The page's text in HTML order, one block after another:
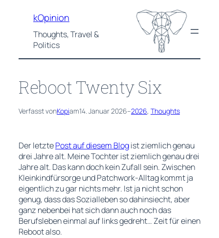
springen
kOpinion
Thoughts, Travel &
Politics
Reboot Twenty Six
Verfasst vonKopiam14. Januar 2026–2026, Thoughts
Der letztePost auf diesem Blogist ziemlich genau
drei Jahre alt. Meine Tochter ist ziemlich genau drei
Jahre alt. Das kann doch kein Zufall sein. Zwischen
Kleinkindfürsorge und Patchwork-Alltag kommt ja
eigentlich zu gar nichts mehr. Ist ja nicht schon
genug, dass das Sozialleben so dahinsiecht, aber
ganz nebenbei hat sich dann auch noch das
Berufsleben einmal auf links gedreht… Zeit für einen
Reboot also.